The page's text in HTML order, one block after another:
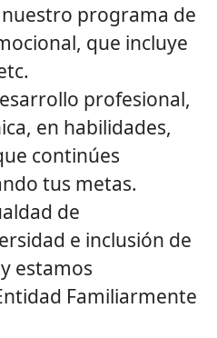
programa de
que incluye
profesional,
en habilidades,
continúes
tus metas.
de
e inclusión de
estamos
Familiarmente